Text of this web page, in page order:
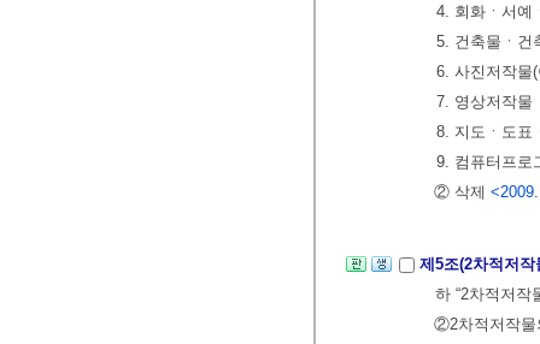
4. 회화ㆍ서예
5. 건축물ㆍ건
6. 사진저작물
7. 영상저작물
8. 지도ㆍ도표
9. 컴퓨터프로
② 삭제
제5조(2차적저
하 “2차적저작
②2차적저작물